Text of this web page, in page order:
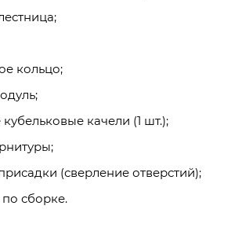
кольцо;
качели (1 шт.);
(сверление отверстий);
сборке.